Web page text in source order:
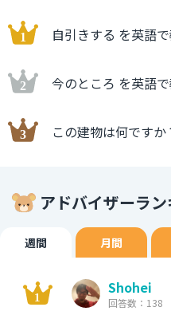
自引きする を英語
今のところ を英語
この建物は何です
アドバイザーラ
週間 月間
Shohei
回答数：138